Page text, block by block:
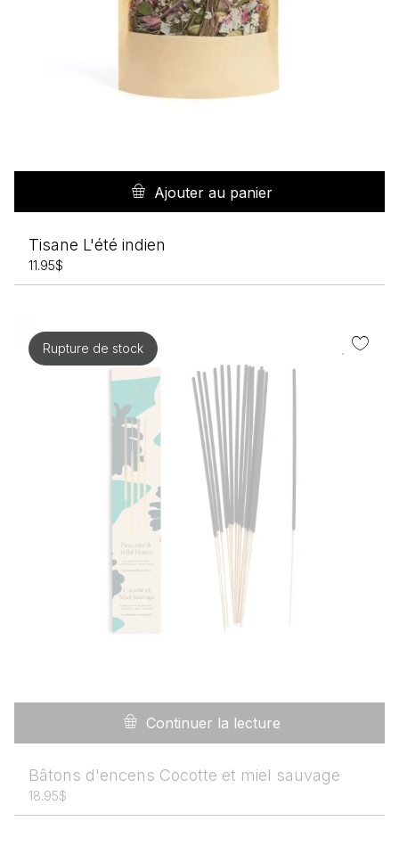
Ajouter au panier
Tisane L'été indien
11.95$
Rupture de stock
Continuer la lecture
Bâtons d'encens Cocotte et miel sauvage
18.95$